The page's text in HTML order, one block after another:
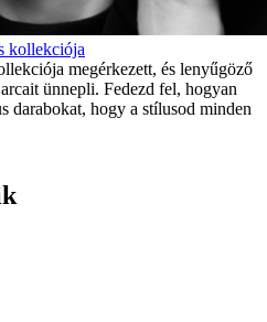
kollekciója
megérkezett, és lenyűgöző
ünnepli. Fedezd fel, hogyan
darabokat, hogy a stílusod minden